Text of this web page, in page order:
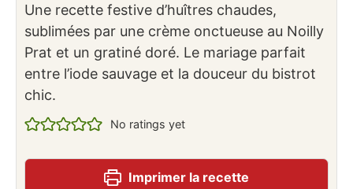
Une recette festive d’huîtres chaudes,
sublimées par une crème onctueuse au Noilly
Prat et un gratiné doré. Le mariage parfait
entre l’iode sauvage et la douceur du bistrot
chic.
No ratings yet
Imprimer la recette